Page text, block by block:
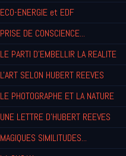
ECO-ENERGIE et EDF
PRISE DE CONSCIENCE...
LE PARTI D'EMBELLIR LA REALITE
L'ART SELON HUBERT REEVES
LE PHOTOGRAPHE ET LA NATURE
UNE LETTRE D'HUBERT REEVES
MAGIQUES SIMILITUDES...